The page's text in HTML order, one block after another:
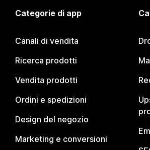
Categorie di app
Canali di vendita
Ricerca prodotti
Vendita prodotti
Ordini e spedizioni
Design del negozio
Marketing e conversioni